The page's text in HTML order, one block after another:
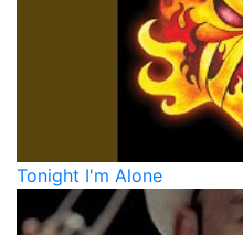
Tonight I'm Alone